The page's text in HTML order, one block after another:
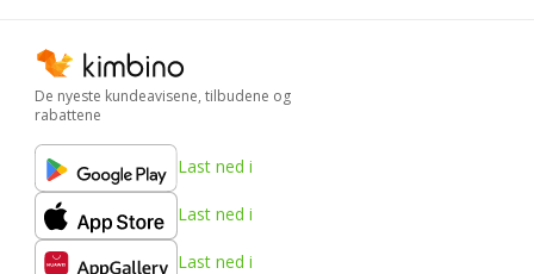
De nyeste kundeavisene, tilbudene og
rabattene
Last ned i
Last ned i
Last ned i